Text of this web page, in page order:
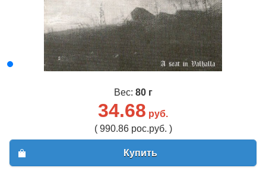
Вес: 80 г
34.68 руб.
( 990.86 рос.руб. )
Купить